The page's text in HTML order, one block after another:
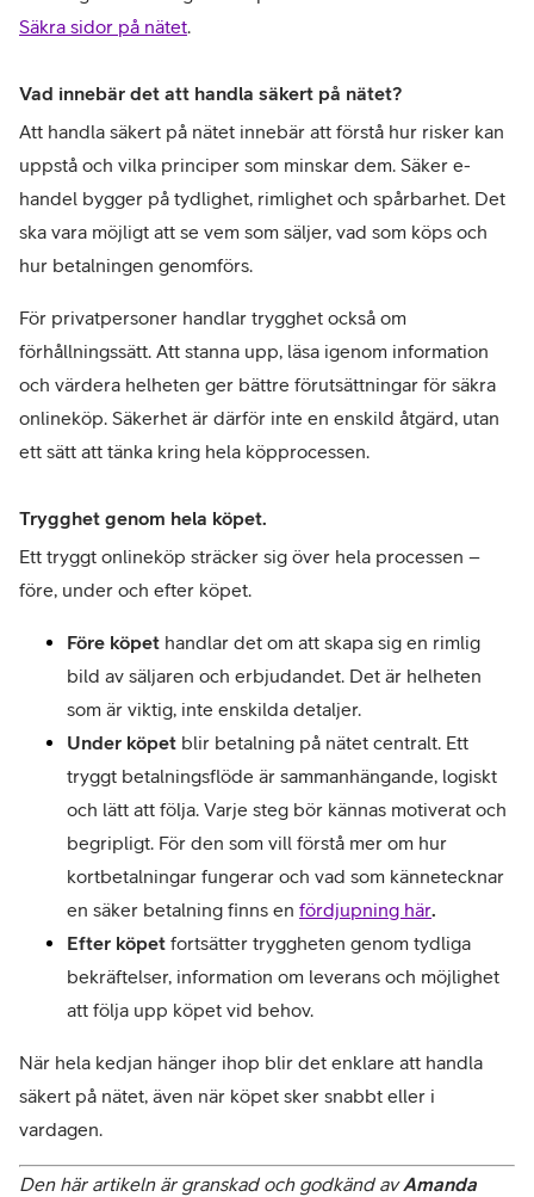
Säkra sidor på nätet.
Vad innebär det att handla säkert på nätet?
Att handla säkert på nätet innebär att förstå hur risker kan
uppstå och vilka principer som minskar dem. Säker e-
handel bygger på tydlighet, rimlighet och spårbarhet. Det
ska vara möjligt att se vem som säljer, vad som köps och
hur betalningen genomförs.
För privatpersoner handlar trygghet också om
förhållningssätt. Att stanna upp, läsa igenom information
och värdera helheten ger bättre förutsättningar för säkra
onlineköp. Säkerhet är därför inte en enskild åtgärd, utan
ett sätt att tänka kring hela köpprocessen.
Trygghet genom hela köpet.
Ett tryggt onlineköp sträcker sig över hela processen –
före, under och efter köpet.
Före köpet handlar det om att skapa sig en rimlig
bild av säljaren och erbjudandet. Det är helheten
som är viktig, inte enskilda detaljer.
Under köpet blir betalning på nätet centralt. Ett
tryggt betalningsflöde är sammanhängande, logiskt
och lätt att följa. Varje steg bör kännas motiverat och
begripligt. För den som vill förstå mer om hur
kortbetalningar fungerar och vad som kännetecknar
en säker betalning finns en fördjupning här.
Efter köpet fortsätter tryggheten genom tydliga
bekräftelser, information om leverans och möjlighet
att följa upp köpet vid behov.
När hela kedjan hänger ihop blir det enklare att handla
säkert på nätet, även när köpet sker snabbt eller i
vardagen.
Den här artikeln är granskad och godkänd av Amanda